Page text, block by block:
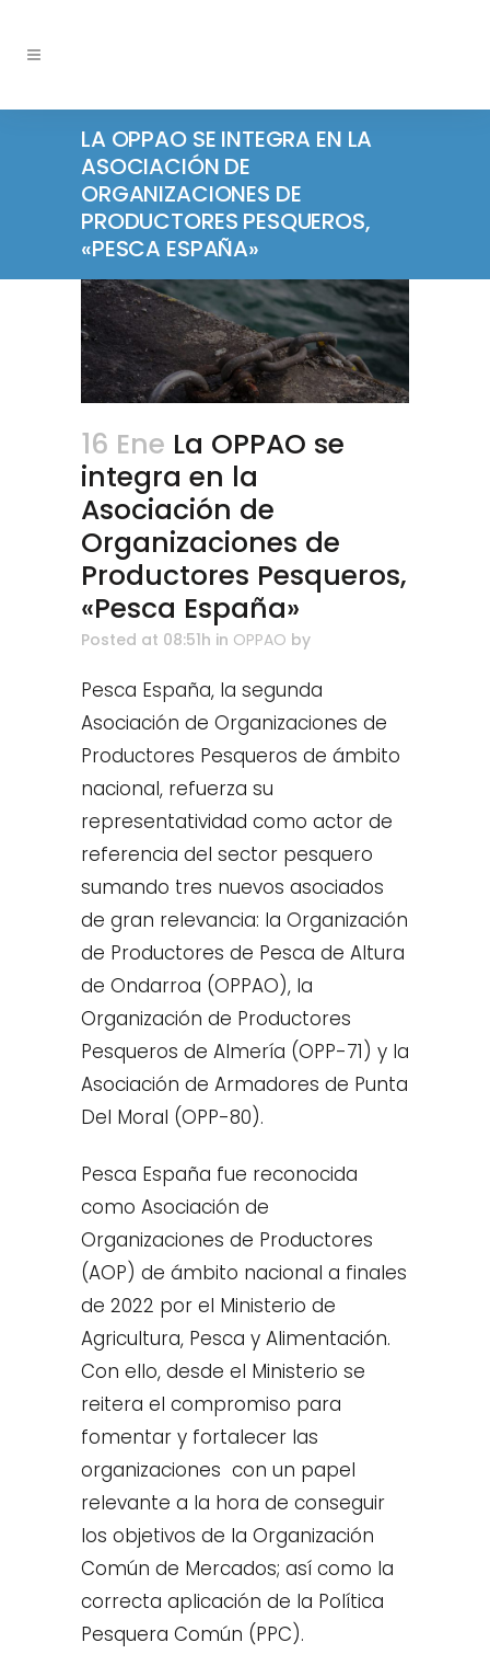
LA OPPAO SE INTEGRA EN LA
ASOCIACIÓN DE
ORGANIZACIONES DE
PRODUCTORES PESQUEROS,
«PESCA ESPAÑA»
16 Ene La OPPAO se
integra en la
Asociación de
Organizaciones de
Productores Pesqueros,
«Pesca España»
Posted at 08:51h in OPPAO by
Pesca España, la segunda
Asociación de Organizaciones de
Productores Pesqueros de ámbito
nacional, refuerza su
representatividad como actor de
referencia del sector pesquero
sumando tres nuevos asociados
de gran relevancia: la Organización
de Productores de Pesca de Altura
de Ondarroa (OPPAO), la
Organización de Productores
Pesqueros de Almería (OPP-71) y la
Asociación de Armadores de Punta
Del Moral (OPP-80).
Pesca España fue reconocida
como Asociación de
Organizaciones de Productores
(AOP) de ámbito nacional a finales
de 2022 por el Ministerio de
Agricultura, Pesca y Alimentación.
Con ello, desde el Ministerio se
reitera el compromiso para
fomentar y fortalecer las
organizaciones con un papel
relevante a la hora de conseguir
los objetivos de la Organización
Común de Mercados; así como la
correcta aplicación de la Política
Pesquera Común (PPC).